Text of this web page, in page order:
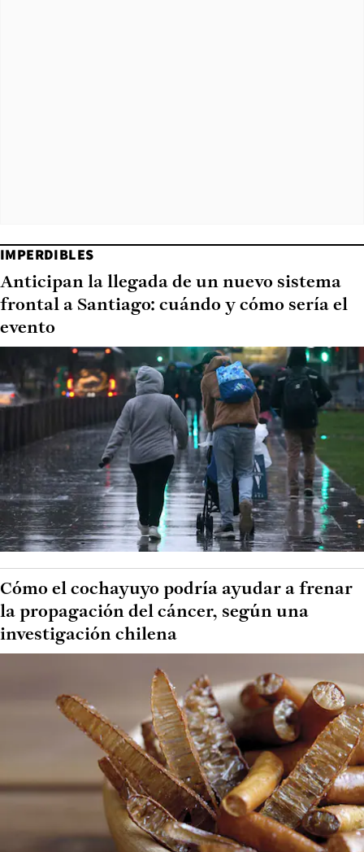
IMPERDIBLES
Anticipan la llegada de un nuevo sistema
frontal a Santiago: cuándo y cómo sería el
evento
Cómo el cochayuyo podría ayudar a frenar
la propagación del cáncer, según una
investigación chilena